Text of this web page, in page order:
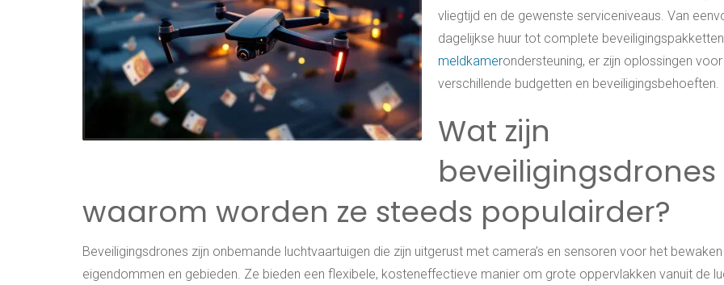
vliegtijd en de gewenste serviceniveaus. Van
dagelijkse huur tot complete
meldkamerondersteuning, er zijn oplossingen voor
verschillende budgetten en beveiligingsbehoeften.
Wat zijn
beveiligingsdrones
waarom worden ze steeds populairder?
Beveiligingsdrones zijn onbemande luchtvaartuigen die zijn uitgerust met camera’s en sensoren voor het
eigendommen en gebieden. Ze bieden een flexibele, kosteneffectieve manier om grote oppervlakken vanuit de